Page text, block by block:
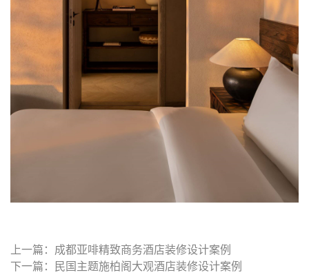
上一篇：成都亚啡精致商务酒店装修设计案例
下一篇：民国主题施柏阁大观酒店装修设计案例